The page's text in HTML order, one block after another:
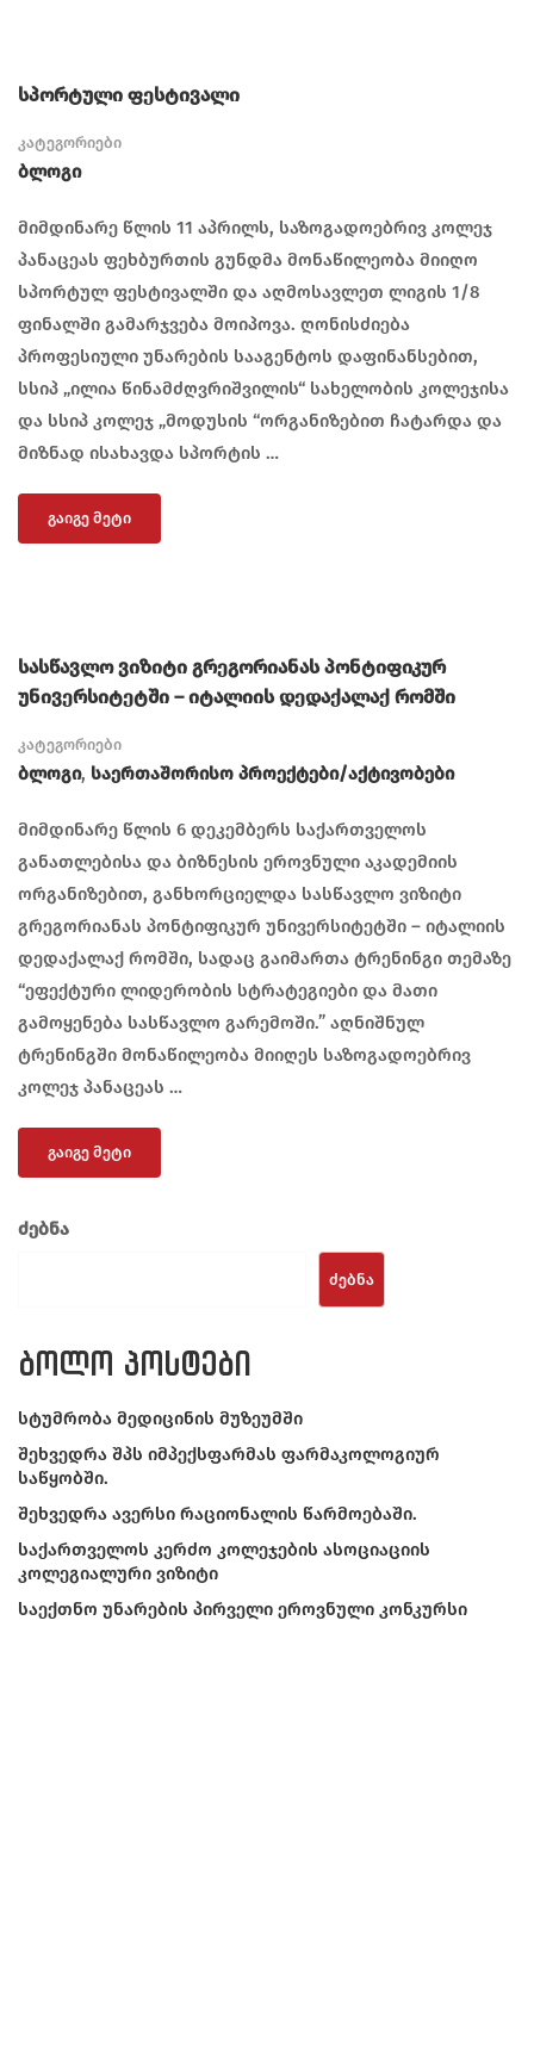
სპორტული ფესტივალი
კატეგორიები
Ბლოგი
მიმდინარე წლის 11 აპრილს, საზოგადოებრივ კოლეჯ
პანაცეას ფეხბურთის გუნდმა მონაწილეობა მიიღო
სპორტულ ფესტივალში და აღმოსავლეთ ლიგის 1/8
ფინალში გამარჯვება მოიპოვა. ღონისძიება
პროფესიული უნარების სააგენტოს დაფინანსებით,
სსიპ „ილია წინამძღვრიშვილის“ სახელობის კოლეჯისა
და სსიპ კოლეჯ „მოდუსის “ორგანიზებით ჩატარდა და
მიზნად ისახავდა სპორტის …
ᲒᲐᲘᲒᲔ ᲛᲔᲢᲘ
სასწავლო ვიზიტი გრეგორიანას პონტიფიკურ
უნივერსიტეტში – იტალიის დედაქალაქ რომში
კატეგორიები
Ბლოგი, Საერთაშორისო Პროექტები/აქტივობები
მიმდინარე წლის 6 დეკემბერს საქართველოს
განათლებისა და ბიზნესის ეროვნული აკადემიის
ორგანიზებით, განხორციელდა სასწავლო ვიზიტი
გრეგორიანას პონტიფიკურ უნივერსიტეტში – იტალიის
დედაქალაქ რომში, სადაც გაიმართა ტრენინგი თემაზე
“ეფექტური ლიდერობის სტრატეგიები და მათი
გამოყენება სასწავლო გარემოში.” აღნიშნულ
ტრენინგში მონაწილეობა მიიღეს საზოგადოებრივ
კოლეჯ პანაცეას …
ᲒᲐᲘᲒᲔ ᲛᲔᲢᲘ
ძებნა
ᲫᲔᲑᲜᲐ
ბოლო პოსტები
სტუმრობა მედიცინის მუზეუმში
შეხვედრა შპს იმპექსფარმას ფარმაკოლოგიურ
საწყობში.
შეხვედრა ავერსი რაციონალის წარმოებაში.
საქართველოს კერძო კოლეჯების ასოციაციის
კოლეგიალური ვიზიტი
საექთნო უნარების პირველი ეროვნული კონკურსი